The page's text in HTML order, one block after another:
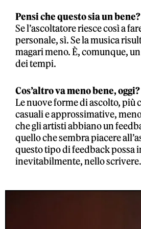
Pensi che questo sia un bene?
Se l’ascoltatore riesce così a
personale, sì. Se la musica
magari meno. È, comunque,
dei tempi.
Cos’altro va meno bene, oggi?
Le nuove forme di ascolto, più
casuali e approssimative,
che gli artisti abbiano un
quello che sembra piacere
questo tipo di feedback possa
inevitabilmente, nello scrivere.